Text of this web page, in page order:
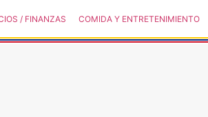
/ FINANZAS COMIDA Y ENTRETENIMIENTO